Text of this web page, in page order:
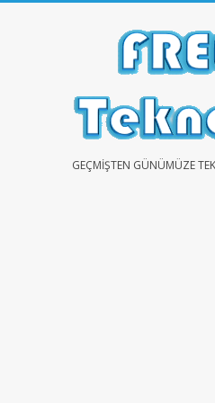
FREEGEÇMIŞTEN GÜNÜMÜZE